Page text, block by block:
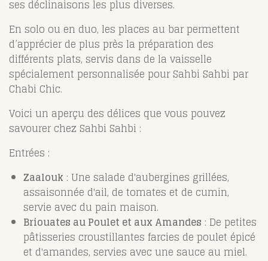
ses déclinaisons les plus diverses.
En solo ou en duo, les places au bar permettent
d’apprécier de plus près la préparation des
différents plats, servis dans de la vaisselle
spécialement personnalisée pour Sahbi Sahbi par
Chabi Chic.
Voici un aperçu des délices que vous pouvez
savourer chez Sahbi Sahbi :
Entrées :
Zaalouk : Une salade d'aubergines grillées,
assaisonnée d'ail, de tomates et de cumin,
servie avec du pain maison.
Briouates au Poulet et aux Amandes : De petites
pâtisseries croustillantes farcies de poulet épicé
et d'amandes, servies avec une sauce au miel.